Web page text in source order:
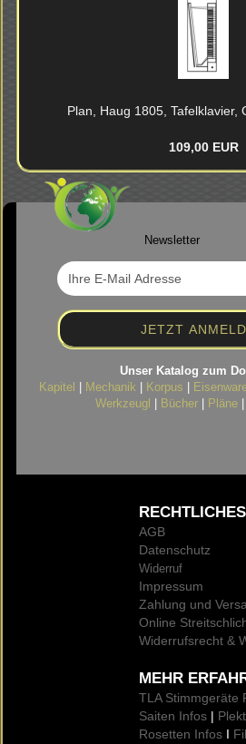
Plan, Haug 1805, Ta­fel­kla­vier,
109,00 EUR
Newsletter
Unser Katalog zum
Kapitel
Mechanik Korpus
Werkzeugl
Bücher Pläne
RECHTLICHES
AGB
Datenschutz
Widerruf
Impressum
Zahlung und
Online
Widerrufsrecht &
MEHR
TLA Stimmgeräte
Saiten Infos |
Rosetten Infos I